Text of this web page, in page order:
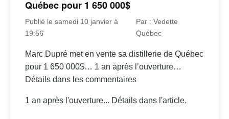
Québec pour 1 650 000$
Publié le samedi 10 janvier à
19:56
Par : Vedette
Québec
Marc Dupré met en vente sa distillerie de Québec
pour 1 650 000$… 1 an après l’ouverture…
Détails dans les commentaires
1 an après l'ouverture... Détails dans l'article.